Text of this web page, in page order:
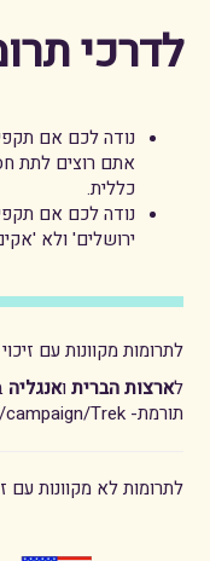
לדרכי
נודה לכם אם
אתם רוצים לתת
כללית.
נודה לכם אם
ירושלים' ולא
לתרומות מקוונות עם
לארצות הברית ואנגליה
תורמת- https://my.fundme.org.il/en/campaign/Trek
לתרומות לא מקוונות עם